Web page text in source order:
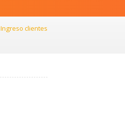
Ingreso clientes